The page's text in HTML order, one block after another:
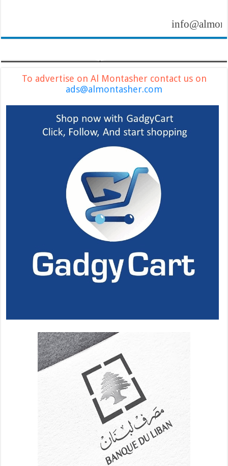
To advertise on Al Montasher contact us on
ads@almontasher.com